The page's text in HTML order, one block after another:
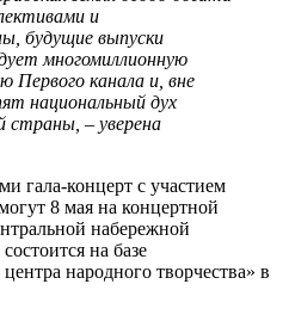
и
будущие выпуски
многомиллионную
Первого канала и, вне
национальный дух
страны, – уверена
гала-концерт с участием
8 мая на концертной
набережной
на базе
народного творчества» в